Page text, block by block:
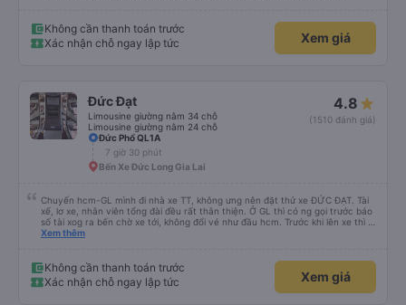
Không cần thanh toán trước
Xác nhận chỗ ngay lập tức
Xem giá
Đức Đạt
Limousine giường nằm 34 chỗ
Limousine giường nằm 24 chỗ
4.8
(1510 đánh giá)
Đức Phổ QL1A
7 giờ 30 phút
Bến Xe Đức Long Gia Lai
Chuyến hcm-GL mình đi nhà xe TT, không ưng nên đặt thử xe ĐỨC ĐẠT. Tài
xế, lơ xe, nhân viên tổng đài đều rất thân thiện. Ở GL thì có ng gọi trước báo
số tài xog ra bến chờ xe tới, không đổi vé như đầu hcm. Trước khi lên xe thì tx
sẽ hỏi mình tên và sdt đặt vé. Xe chạy hơi trễ tí (do khách ra xe trễ, phải chờ
cổng usb A sac pin. Điểm cộng: lịch sự, không hút thuốc trên xe Có gối mini
riêng Xe chạy êm
Xem thêm
Không cần thanh toán trước
Xác nhận chỗ ngay lập tức
Xem giá